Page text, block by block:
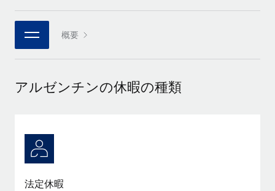
当社のMCPを使用して、あらゆるAIツールをRemoteに接続
統合
基本的なビジネスツールを活用して業務プロセスを効率化す
グローバル人事・コンプライアンスの専門サポート
候補者の選考プロセスをシンプルに
パートナーに登録
戦略的テクノロジーパートナー
グローバルな人事機能を柔軟に自社プラットフォームへ統合
当社とのパートナーシップの可能性を検討する
職務内容ライブラリ
ウェビナー
イベント
ニュースルーム
情報センター
サポートを依頼する
すべてのリソースを表示する
日本語
한국어 概要
アルゼンチンの休暇の種類
法定休暇